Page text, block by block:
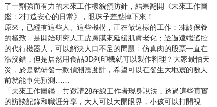
了一劑強而有力的未來工作樣貌預防針，結果翻開《未來工作圖
鑑：2打造安心的日常》，眼珠子差點掉下來！
原來，已經有這些人、這些機構，正在做這樣的工作：凍齡保養
的極致，是開始研究人工皮膚膜來延緩肌膚老化；透過遠端遙控
的代行機器人，可以解決人口不足的問題；仿真肉的股票一直在
漲沒錯，但是居然用食品3D列印機就可以製作料理？大家最怕天
災，於是就研發一款偵測震度計，希望可以在發生大地震的數天
前就能事先預測……
「未來工作圖鑑」共邀請28在線工作者現身說法，透過這些真實
的訪談記錄和職涯分享，大人可以大開眼界，小孩可以打開視